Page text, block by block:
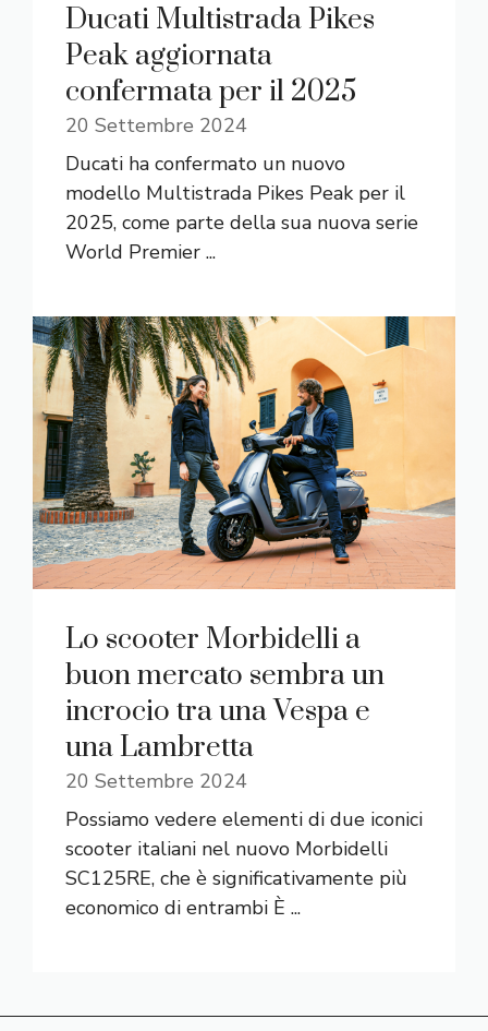
Ducati Multistrada Pikes
Peak aggiornata
confermata per il 2025
20 Settembre 2024
Ducati ha confermato un nuovo
modello Multistrada Pikes Peak per il
2025, come parte della sua nuova serie
World Premier ...
Lo scooter Morbidelli a
buon mercato sembra un
incrocio tra una Vespa e
una Lambretta
20 Settembre 2024
Possiamo vedere elementi di due iconici
scooter italiani nel nuovo Morbidelli
SC125RE, che è significativamente più
economico di entrambi È ...